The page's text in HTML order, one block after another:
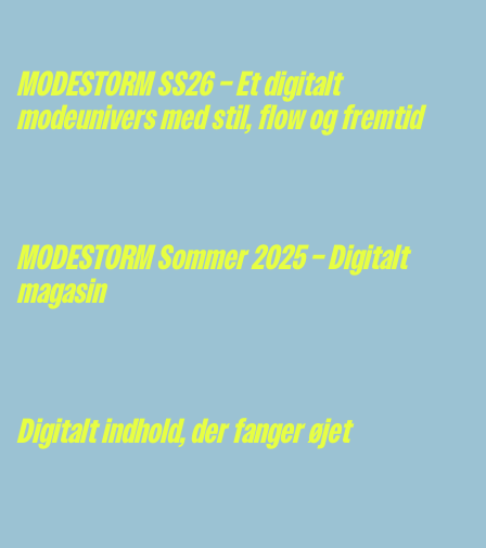
MODESTORM SS26 – Et digitalt
modeunivers med stil, flow og fremtid
MODESTORM Sommer 2025 – Digitalt
magasin
Digitalt indhold, der fanger øjet